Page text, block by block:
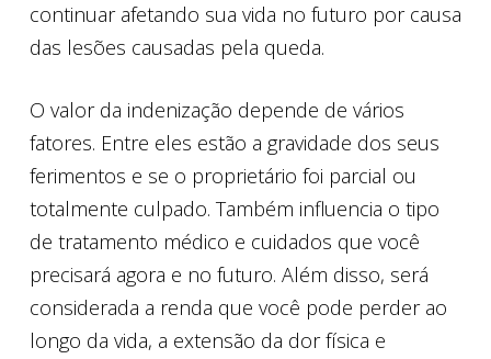
continuar afetando sua vida no futuro por causa
das lesões causadas pela queda.
O valor da indenização depende de vários
fatores. Entre eles estão a gravidade dos seus
ferimentos e se o proprietário foi parcial ou
totalmente culpado. Também influencia o tipo
de tratamento médico e cuidados que você
precisará agora e no futuro. Além disso, será
considerada a renda que você pode perder ao
longo da vida, a extensão da dor física e